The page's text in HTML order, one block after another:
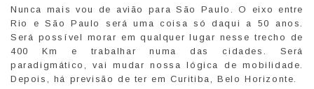
Nunca mais vou de avião para São Paulo. O eixo entre
Rio e São Paulo será uma coisa só daqui a 50 anos.
Será possível morar em qualquer lugar nesse trecho de
400 Km e trabalhar numa das cidades. Será
paradigmático, vai mudar nossa lógica de mobilidade.
Depois, há previsão de ter em Curitiba, Belo Horizonte.